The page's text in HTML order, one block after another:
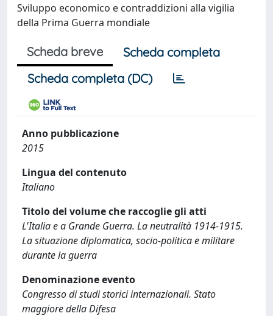
Sviluppo economico e contraddizioni alla vigilia
della Prima Guerra mondiale
Scheda breve
Scheda completa
Scheda completa (DC)
Anno pubblicazione
2015
Lingua del contenuto
Italiano
Titolo del volume che raccoglie gli atti
L'Italia e a Grande Guerra. La neutralità 1914-1915.
La situazione diplomatica, socio-politica e militare
durante la guerra
Denominazione evento
Congresso di studi storici internazionali. Stato
maggiore della Difesa